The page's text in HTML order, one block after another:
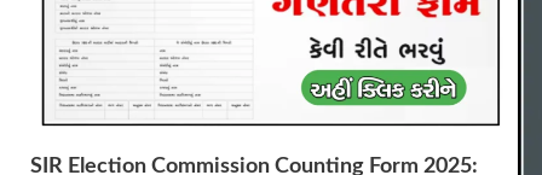
SIR Election Commission Counting Form 2025: